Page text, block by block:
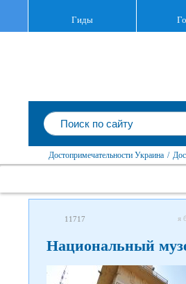
Гиды
Достопримечательности Украина /
11717 я
Национальный